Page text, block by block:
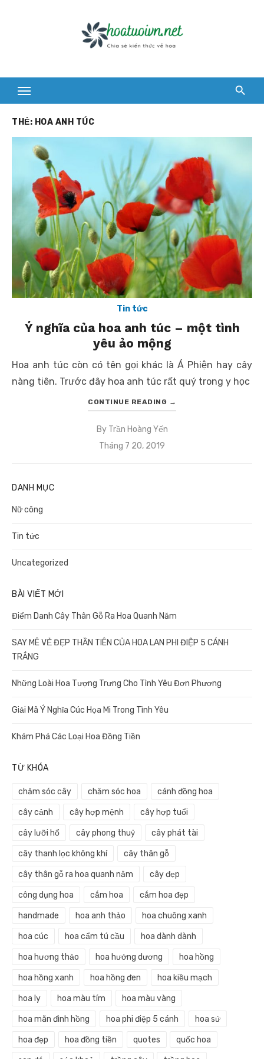
THẺ: HOA ANH TÚC
Tin tức
Ý nghĩa của hoa anh túc – một tình
yêu ảo mộng
Hoa anh túc còn có tên gọi khác là Á Phiện hay cây
nàng tiên. Trước đây hoa anh túc rất quý trong y học
CONTINUE READING →
By Trần Hoàng Yến
Posted
Tháng 7 20, 2019
DANH MỤC
Nữ công
Tin tức
Uncategorized
BÀI VIẾT MỚI
Điểm Danh Cây Thân Gỗ Ra Hoa Quanh Năm
SAY MÊ VẺ ĐẸP THẦN TIÊN CỦA HOA LAN PHI ĐIỆP 5 CÁNH
TRẮNG
Những Loài Hoa Tượng Trưng Cho Tình Yêu Đơn Phương
Giải Mã Ý Nghĩa Cúc Họa Mi Trong Tình Yêu
Khám Phá Các Loại Hoa Đồng Tiền
TỪ KHÓA
chăm sóc cây chăm sóc hoa cánh đồng hoa
cây cảnh cây hợp mệnh cây hợp tuổi
cây lưỡi hổ cây phong thuỷ cây phát tài
cây thanh lọc không khí cây thân gỗ
cây thân gỗ ra hoa quanh năm cây đẹp
công dụng hoa cắm hoa cắm hoa đẹp
handmade hoa anh thảo hoa chuông xanh
hoa cúc hoa cẩm tú cầu hoa dành dành
hoa hương thảo hoa hướng dương hoa hồng
hoa hồng xanh hoa hồng đen hoa kiều mạch
hoa ly hoa màu tím hoa màu vàng
hoa mãn đình hồng hoa phi điệp 5 cánh hoa sứ
hoa đẹp hoa đồng tiền quotes quốc hoa